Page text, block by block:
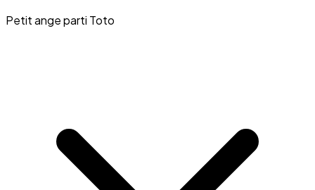
Petit ange parti Toto